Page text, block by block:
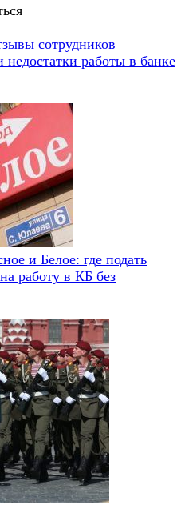
сотрудников
работы в банке
и Белое: где подать
работу в КБ без